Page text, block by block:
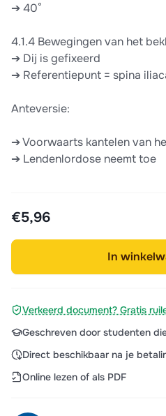
➔ 40°
4.1.4 Bewegingen van het
➔ Dij is gefixeerd
➔ Referentiepunt = spina
Anteversie:
➔ Voorwaarts kantelen van
➔ Lendenlordose neemt toe
€5,96
In
Verkeerd document? Gratis
Geschreven door studenten
Direct beschikbaar na je
Online lezen of als PDF